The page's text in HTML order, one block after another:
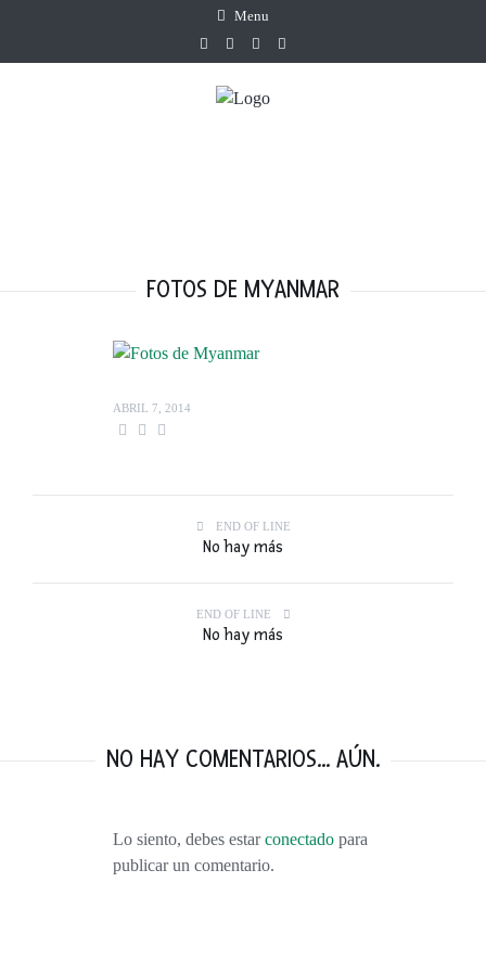
Menu
FOTOS DE MYANMAR
ABRIL 7, 2014
END OF LINE
No hay más
END OF LINE
No hay más
NO HAY COMENTARIOS... AÚN.
Lo siento, debes estarconectado para
publicar un comentario.